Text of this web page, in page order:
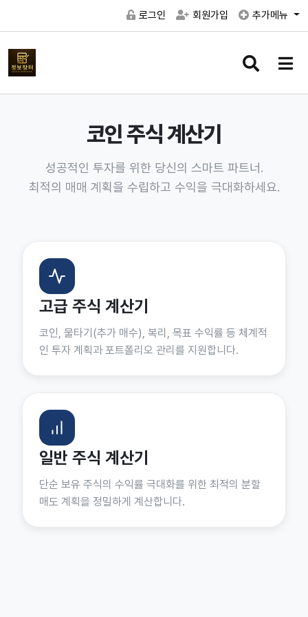
로그인 회원가입 추가메뉴
검
버
메
버
코인 주식 계산기
성공적인 투자를 위한 당신의 스마트 파트너.
최적의 매매 계획을 수립하고 수익을 극대화하세요.
고급 주식 계산기
코인, 물타기(추가 매수), 복리, 목표 수익률 등 체계적
인 투자 계획과 포트폴리오 관리를 지원합니다.
일반 주식 계산기
단순 보유 주식의 수익률 극대화를 위한 최적의 분할
매도 계획을 정밀하게 계산합니다.